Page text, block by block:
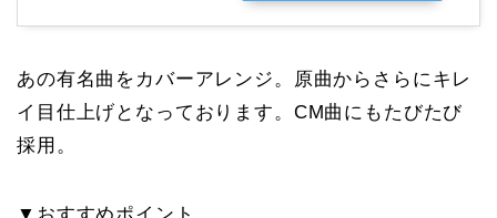
あの有名曲をカバーアレンジ。原曲からさらにキレ
イ目仕上げとなっております。CM曲にもたびたび
採用。